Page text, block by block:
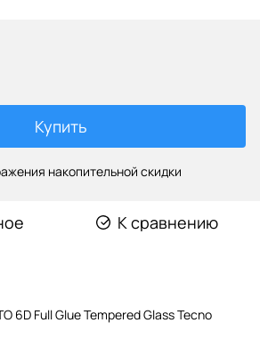
Купить
накопительной скидки
К сравнению
6D Full Glue Tempered Glass Tecno